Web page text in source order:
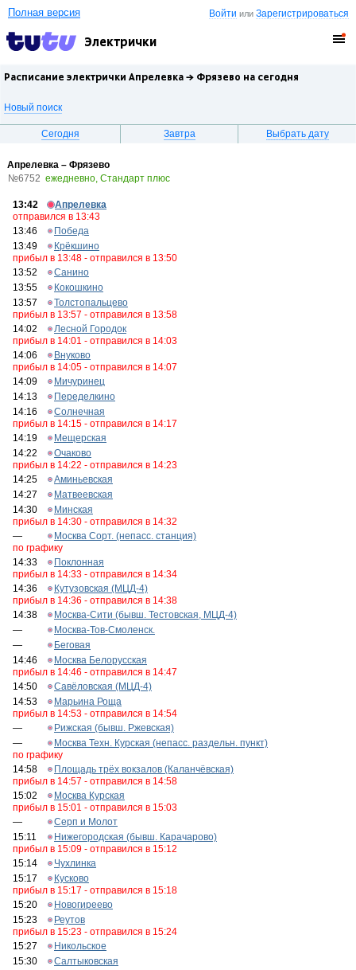
Войти илиЗарегистрироваться
Полная версия
Электрички
Расписание электрички Апрелевка → Фрязево на сегодня
Новый поиск
Сегодня Завтра Выбрать дату
Апрелевка – Фрязево
№6752 ежедневно, Стандарт плюс
13:42
Апрелевка
отправился в 13:43
13:46
Победа
13:49
Крёкшино
прибыл в 13:48 - отправился в 13:50
13:52
Санино
13:55
Кокошкино
13:57
Толстопальцево
прибыл в 13:57 - отправился в 13:58
14:02
Лесной Городок
прибыл в 14:01 - отправился в 14:03
14:06
Внуково
прибыл в 14:05 - отправился в 14:07
14:09
Мичуринец
14:13
Переделкино
14:16
Солнечная
прибыл в 14:15 - отправился в 14:17
14:19
Мещерская
14:22
Очаково
прибыл в 14:22 - отправился в 14:23
14:25
Аминьевская
14:27
Матвеевская
14:30
Минская
прибыл в 14:30 - отправился в 14:32
—
Москва Сорт. (непасс. станция)
по графику
14:33
Поклонная
прибыл в 14:33 - отправился в 14:34
14:36
Кутузовская (МЦД-4)
прибыл в 14:36 - отправился в 14:38
14:38
Москва-Сити (бывш. Тестовская, МЦД-4)
—
Москва-Тов-Смоленск.
—
Беговая
14:46
Москва Белорусская
прибыл в 14:46 - отправился в 14:47
14:50
Савёловская (МЦД-4)
14:53
Марьина Роща
прибыл в 14:53 - отправился в 14:54
—
Рижская (бывш. Ржевская)
—
Москва Техн. Курская (непасс. раздельн. пункт)
по графику
14:58
Площадь трёх вокзалов (Каланчёвская)
прибыл в 14:57 - отправился в 14:58
15:02
Москва Курская
прибыл в 15:01 - отправился в 15:03
—
Серп и Молот
15:11
Нижегородская (бывш. Карачарово)
прибыл в 15:09 - отправился в 15:12
15:14
Чухлинка
15:17
Кусково
прибыл в 15:17 - отправился в 15:18
15:20
Новогиреево
15:23
Реутов
прибыл в 15:23 - отправился в 15:24
15:27
Никольское
15:30
Салтыковская